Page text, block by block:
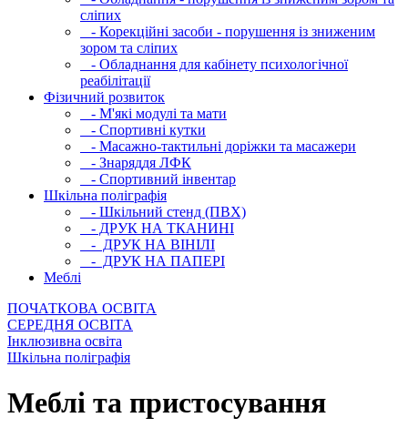
сліпих
- Корекційні засоби - порушення із зниженим
зором та сліпих
- Обладнання для кабінету психологічної
реабілітації
Фізичний розвиток
- М'які модулi та мати
- Спортивні кутки
- Масажно-тактильні доріжки та масажери
- Знаряддя ЛФК
- Спортивний інвентар
Шкільна поліграфія
- Шкільний стенд (ПВХ)
- ДРУК НА ТКАНИНІ
- ДРУК НА ВІНІЛІ
- ДРУК НА ПАПЕРІ
Меблі
ПОЧАТКОВА ОСВIТА
СЕРЕДНЯ ОСВIТА
Інклюзивна освіта
Шкільна поліграфія
Меблі та пристосування